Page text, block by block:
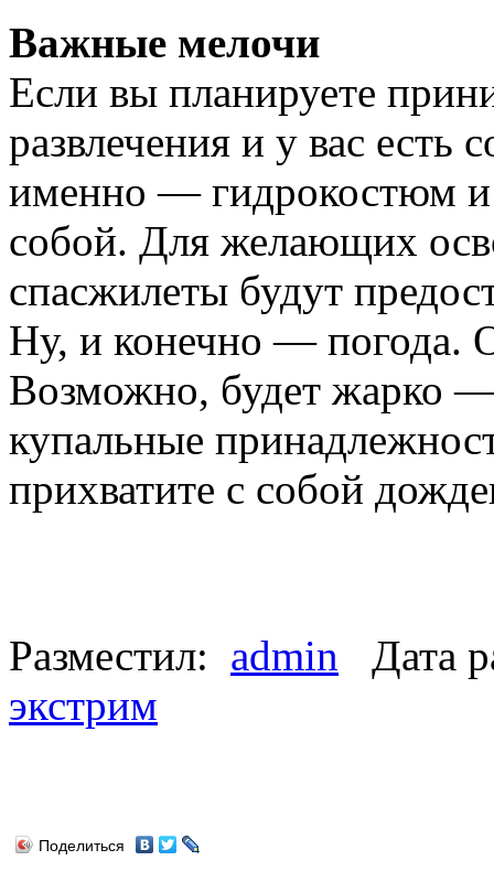
Важные мелочи
Если вы планируете
развлечения и у вас есть
именно — гидрокостюм и
собой. Для желающих
спасжилеты будут
Ну, и конечно — погода.
Возможно, будет жарко —
купальные
прихватите с собой
Разместил: admin Дата
экстрим
Поделиться